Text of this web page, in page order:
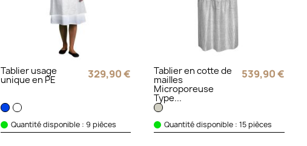
Tablier usage
unique en PE 329,90 €
Quantité disponible : 9 pièces
Tablier en cotte de
mailles
Microporeuse
Type...
539,90 €
Quantité disponible : 15 pièces